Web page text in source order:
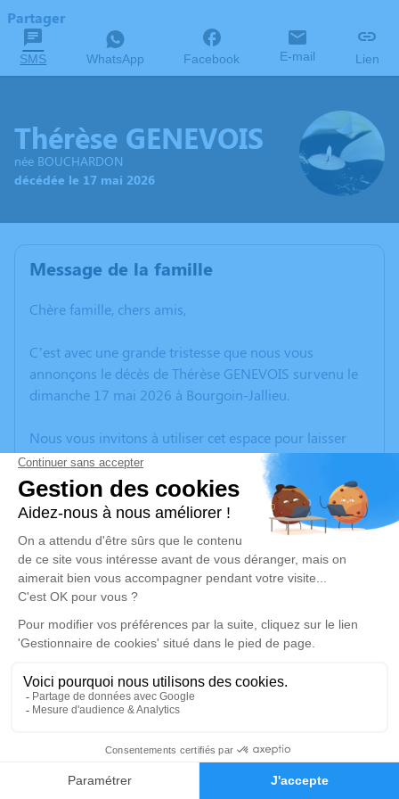
Faire-part Hommages
Partager
SMS WhatsApp Facebook E-mail Lien
Thérèse GENEVOIS
née BOUCHARDON
décédée le 17 mai 2026
Message de la famille
Chère famille, chers amis,
C’est avec une grande tristesse que nous vous
annonçons le décès de Thérèse GENEVOIS survenu le
dimanche 17 mai 2026 à Bourgoin-Jallieu.
Nous vous invitons à utiliser cet espace pour laisser
vos condoléances, partager des photos souvenirs, une
anecdote ou exprimer vos pensées à travers des
poèmes ou des textes. Cet endroit est un lieu
d'expression dédié à honorer la mémoire de Thérèse
GENEVOIS.
Un service de plantation d’arbre hommage est
disponible ici.
Je rends hommage
Cérémonie
Eglise Saint André 62 Impasse du Presbytère
38090 Roche